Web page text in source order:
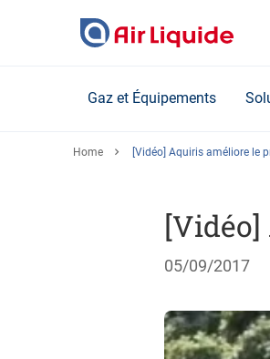
Gaz et Équipements
Home [Vidéo] Aquiris améliore le
05/09/2017